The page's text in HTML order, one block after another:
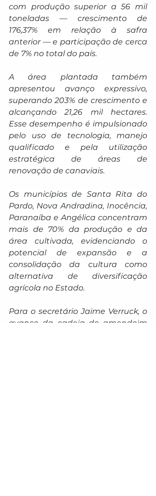
com produção superior a 56 mil
toneladas — crescimento de
176,37% em relação à safra
anterior — e participação de cerca
de 7% no total do país.
A área plantada também
apresentou avanço expressivo,
superando 203% de crescimento e
alcançando 21,26 mil hectares.
Esse desempenho é impulsionado
pelo uso de tecnologia, manejo
qualificado e pela utilização
estratégica de áreas de
renovação de canaviais.
Os municípios de Santa Rita do
Pardo, Nova Andradina, Inocência,
Paranaíba e Angélica concentram
mais de 70% da produção e da
área cultivada, evidenciando o
potencial de expansão e a
consolidação da cultura como
alternativa de diversificação
agrícola no Estado.
Para o secretário Jaime Verruck, o
avanço da cadeia do amendoim